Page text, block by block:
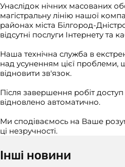
Унаслідок нічних масованих
магістральну лінію нашої
районах міста Білгород-
відсутні послуги Інтернету та
Наша технічна служба в
над усуненням цієї
відновити зв'язок.
Після завершення робіт
відновлено автоматично.
Ми сподіваємось на Ваше
ці незручності.
Інші новини